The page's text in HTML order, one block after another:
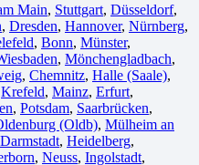
Main, Stuttgart, Düsseldorf,
, Dresden, Hannover, Nürnberg,
, Bonn⁠, Münster⁠,
, Mönchengladbach⁠,
, Chemnitz⁠, Halle (Saale)⁠,
Krefeld⁠, Mainz⁠, Erfurt,
, Potsdam, Saarbrücken⁠,
(Oldb), Mülheim an
Darmstadt⁠, Heidelberg,
, Neuss, Ingolstadt,